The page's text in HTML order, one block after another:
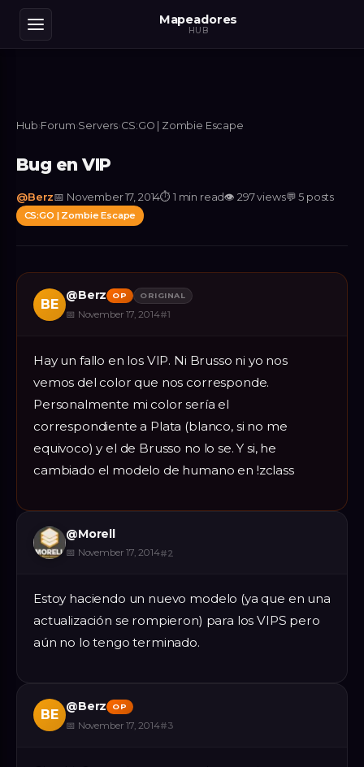
Mapeadores
HUB
Hub›Forum›Servers›CS:GO | Zombie Escape
Bug en VIP
@Berz📅 November 17, 2014⏱ 1 min read👁 297views💬5 posts
CS:GO | Zombie Escape
BE
@Berz OP ORIGINAL
📅 November 17, 2014#1
Hay un fallo en los VIP. Ni Brusso ni yo nos
vemos del color que nos corresponde.
Personalmente mi color sería el
correspondiente a Plata (blanco, si no me
equivoco) y el de Brusso no lo se. Y si, he
cambiado el modelo de humano en !zclass
@Morell
📅 November 17, 2014#2
Estoy haciendo un nuevo modelo (ya que en una
actualización se rompieron) para los VIPS pero
aún no lo tengo terminado.
BE
@Berz OP
📅 November 17, 2014#3